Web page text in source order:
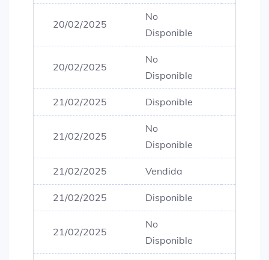
20/02/2025
No
Disponible
20/02/2025
No
Disponible
21/02/2025 Disponible
21/02/2025
No
Disponible
21/02/2025 Vendida
21/02/2025 Disponible
21/02/2025
No
Disponible